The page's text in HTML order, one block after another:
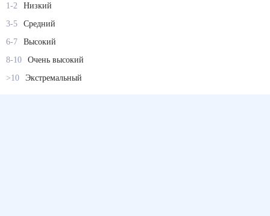
1-2
Низкий
3-5
Средний
6-7
Высокий
8-10
Очень высокий
>10
Экстремальный